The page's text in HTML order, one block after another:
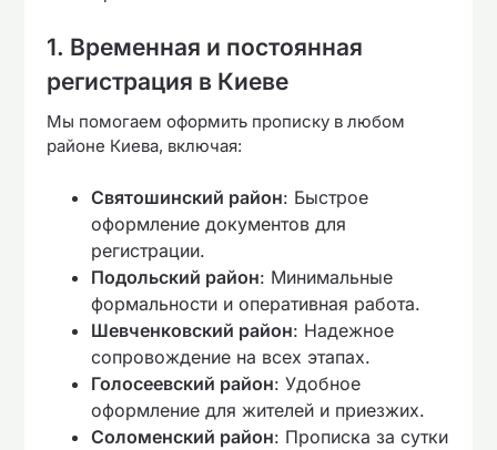
1. Временная и постоянная
регистрация в Киеве
Мы помогаем оформить прописку в любом
районе Киева, включая:
Святошинский район: Быстрое
оформление документов для
регистрации.
Подольский район: Минимальные
формальности и оперативная работа.
Шевченковский район: Надежное
сопровождение на всех этапах.
Голосеевский район: Удобное
оформление для жителей и приезжих.
Соломенский район: Прописка за сутки